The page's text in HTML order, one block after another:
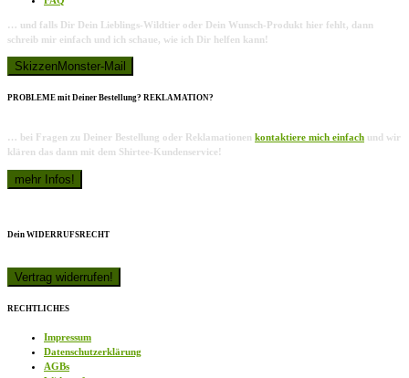
… und falls Dir Dein Lieblings-Wildtier oder Dein Wunsch-Produkt hier fehlt, dann
schreib mir einfach und ich schaue, wie ich Dir helfen kann!
PROBLEME mit Deiner Bestellung? REKLAMATION?
… bei Fragen zu Deiner Bestellung oder Reklamationen kontaktiere mich einfach und wir
klären das dann mit dem Shirtee-Kundenservice!
Dein WIDERRUFSRECHT
RECHTLICHES
Impressum
Datenschutzerklärung
AGBs